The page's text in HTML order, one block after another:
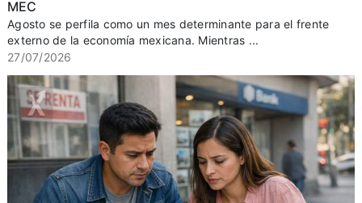
MEC
Agosto se perfila como un mes determinante para el frente
externo de la economía mexicana. Mientras ...
27/07/2026